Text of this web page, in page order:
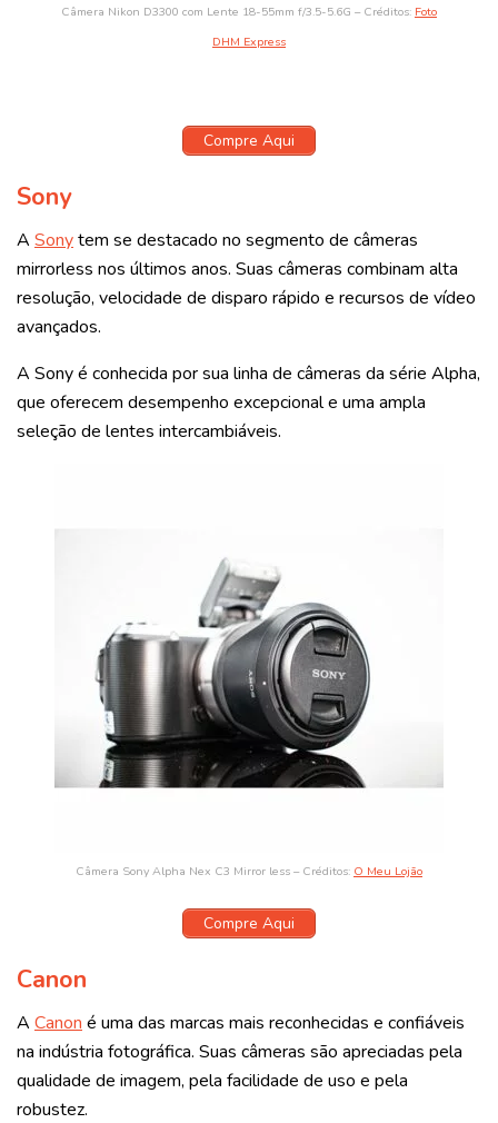
Câmera Nikon D3300 com Lente 18-55mm f/3.5-5.6G – Créditos: Foto
DHM Express
Compre Aqui
Sony
A Sonytem se destacado no segmento de câmeras
mirrorless nos últimos anos. Suas câmeras combinam alta
resolução, velocidade de disparo rápido e recursos de vídeo
avançados.
A Sony é conhecida por sua linha de câmeras da série Alpha,
que oferecem desempenho excepcional e uma ampla
seleção de lentes intercambiáveis.
Câmera Sony Alpha Nex C3 Mirror less – Créditos: O Meu Lojão
Compre Aqui
Canon
A Canon é uma das marcas mais reconhecidas e confiáveis
na indústria fotográfica. Suas câmeras são apreciadas pela
qualidade de imagem, pela facilidade de uso e pela
robustez.